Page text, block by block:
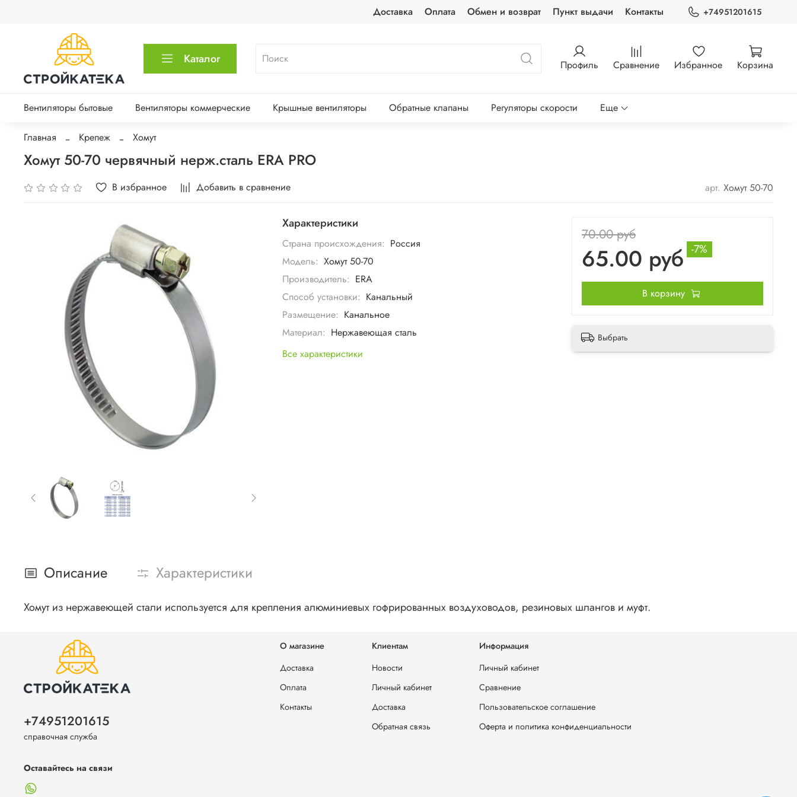
Доставка Оплата Обмен и возврат Пункт выдачи Контакты +74951201615
Каталог Профиль Сравнение Избранное Корзина
Вентиляторы бытовые Вентиляторы коммерческие Крышные вентиляторы Обратные клапаны Регуляторы скорости Еще
Главная Крепеж Хомут
Хомут 50-70 червячный нерж.сталь ERA PRO
В избранное Добавить в сравнение арт. Хомут 50-70
Характеристики
Страна происхождения: Россия
Модель: Хомут 50-70
Производитель: ERA
Способ установки: Канальный
Размещение: Канальное
Материал: Нержавеющая сталь
Все характеристики
70.00 руб
65.00 руб -7%
В корзину
Выбрать
Описание Характеристики
Хомут из нержавеющей стали используется для крепления алюминиевых гофрированных воздуховодов, резиновых шлангов и муфт.
О магазине
Доставка
Оплата
Контакты
Клиентам
Новости
Личный кабинет
Доставка
Обратная связь
Информация
Личный кабинет
Сравнение
Пользовательское соглашение
Оферта и политика конфиденциальности
+74951201615
справочная служба
Оставайтесь на связи